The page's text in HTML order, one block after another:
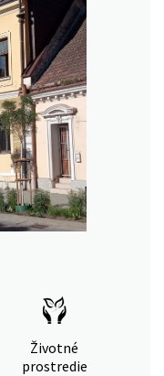
Životné
prostredie